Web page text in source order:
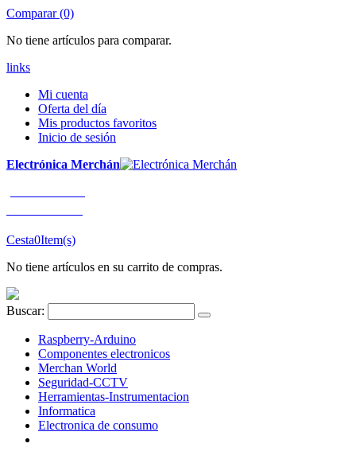
Comparar (0)
No tiene artículos para comparar.
links
Mi cuenta
Oferta del día
Mis productos favoritos
Inicio de sesión
Electrónica Merchán
Cesta0Item(s)
No tiene artículos en su carrito de compras.
Buscar:
Raspberry-Arduino
Componentes electronicos
Merchan World
Seguridad-CCTV
Herramientas-Instrumentacion
Informatica
Electronica de consumo